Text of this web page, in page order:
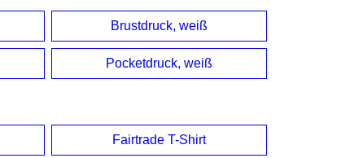
Brustdruck, weiß
Pocketdruck, weiß
Fairtrade T-Shirt